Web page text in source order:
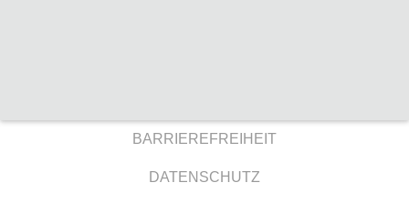
BARRIEREFREIHEIT
DATENSCHUTZ